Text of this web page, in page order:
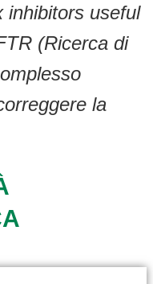
inhibitors useful
(Ricerca di
la